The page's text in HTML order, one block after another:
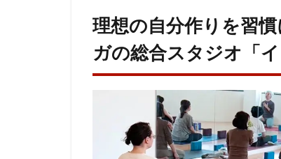
の自
分作
りを
習慣
理想の自分作りを習
ガの総合スタジオ「